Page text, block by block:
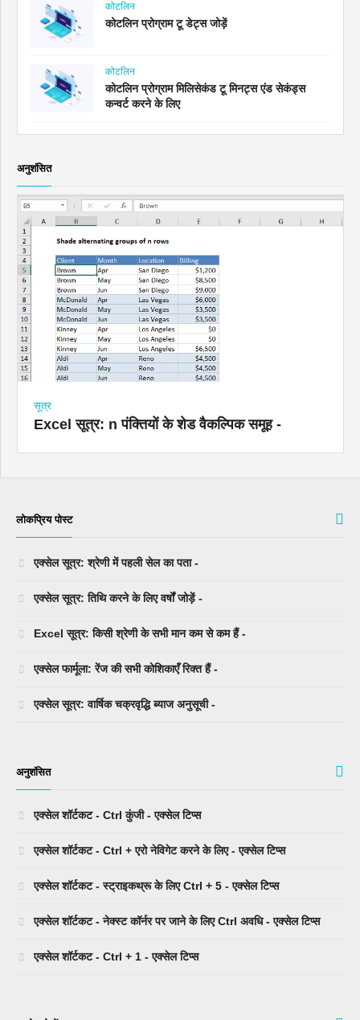
कोटलिन
कोटलिन प्रोग्राम टू डेट्स जोड़ें
कोटलिन
कोटलिन प्रोग्राम मिलिसेकंड टू मिनट्स एंड सेकंड्स
कन्वर्ट करने के लिए
अनुशंसित
सूत्र
Excel सूत्र: n पंक्तियों के शेड वैकल्पिक समूह -
लोकप्रिय पोस्ट
एक्सेल सूत्र: श्रेणी में पहली सेल का पता -
एक्सेल सूत्र: तिथि करने के लिए वर्षों जोड़ें -
Excel सूत्र: किसी श्रेणी के सभी मान कम से कम हैं -
एक्सेल फार्मूला: रेंज की सभी कोशिकाएँ रिक्त हैं -
एक्सेल सूत्र: वार्षिक चक्रवृद्धि ब्याज अनुसूची -
अनुशंसित
एक्सेल शॉर्टकट - Ctrl कुंजी - एक्सेल टिप्स
एक्सेल शॉर्टकट - Ctrl + एरो नेविगेट करने के लिए - एक्सेल टिप्स
एक्सेल शॉर्टकट - स्ट्राइकथ्रू के लिए Ctrl + 5 - एक्सेल टिप्स
एक्सेल शॉर्टकट - नेक्स्ट कॉर्नर पर जाने के लिए Ctrl अवधि - एक्सेल टिप्स
एक्सेल शॉर्टकट - Ctrl + 1 - एक्सेल टिप्स